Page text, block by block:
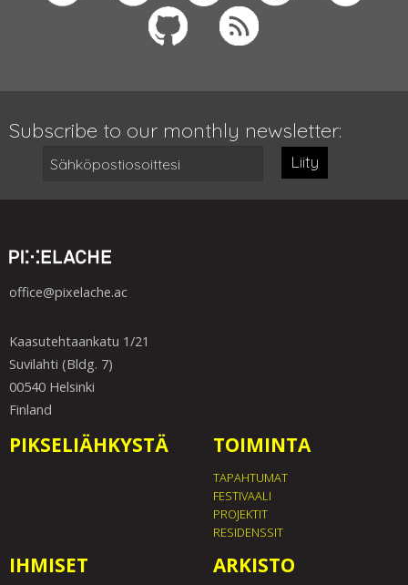
Subscribe to our monthly newsletter:
Liity
office@pixelache.ac
Kaasutehtaankatu 1/21
Suvilahti (Bldg. 7)
00540 Helsinki
Finland
PIKSELIÄHKYSTÄ TOIMINTA
TAPAHTUMAT
FESTIVAALI
PROJEKTIT
RESIDENSSIT
IHMISET ARKISTO